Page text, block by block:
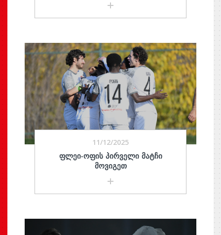
11/12/2025
ᲤᲚᲔᲘ-ᲝᲤᲘᲡ ᲞᲘᲠᲕᲔᲚᲘ ᲛᲐᲢᲩᲘ
ᲛᲝᲕᲘᲒᲔᲗ